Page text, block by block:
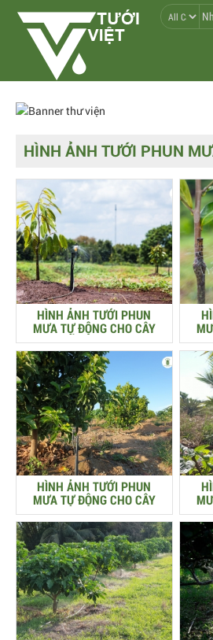
HÌNH ẢNH TƯỚI PHUN
HÌNH ẢNH TƯỚI PHUN
MƯA TỰ ĐỘNG CHO CÂY
SẦU RIÊNG
HÌNH ẢNH TƯỚI PHUN
MƯA TỰ ĐỘNG CHO CÂY
BƠ